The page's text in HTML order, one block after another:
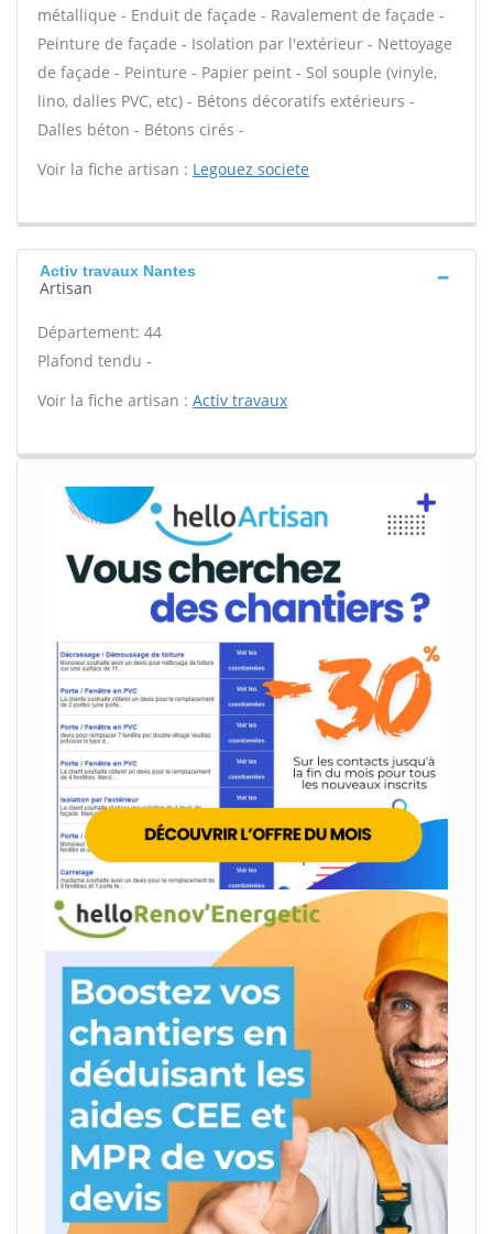
métallique - Enduit de façade - Ravalement de façade -
Peinture de façade - Isolation par l'extérieur - Nettoyage
de façade - Peinture - Papier peint - Sol souple (vinyle,
lino, dalles PVC, etc) - Bétons décoratifs extérieurs -
Dalles béton - Bétons cirés -
Voir la fiche artisan : Legouez societe
Activ travaux Nantes
Artisan
Département: 44
Plafond tendu -
Voir la fiche artisan : Activ travaux